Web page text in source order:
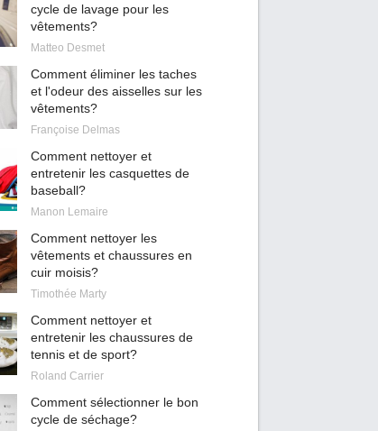
cycle de lavage pour les
vêtements?
Matteo Desmet
Comment éliminer les taches
et l'odeur des aisselles sur les
vêtements?
Françoise Delmas
Comment nettoyer et
entretenir les casquettes de
baseball?
Manon Lemaire
Comment nettoyer les
vêtements et chaussures en
cuir moisis?
Timothée Marty
Comment nettoyer et
entretenir les chaussures de
tennis et de sport?
Roland Carrier
Comment sélectionner le bon
cycle de séchage?